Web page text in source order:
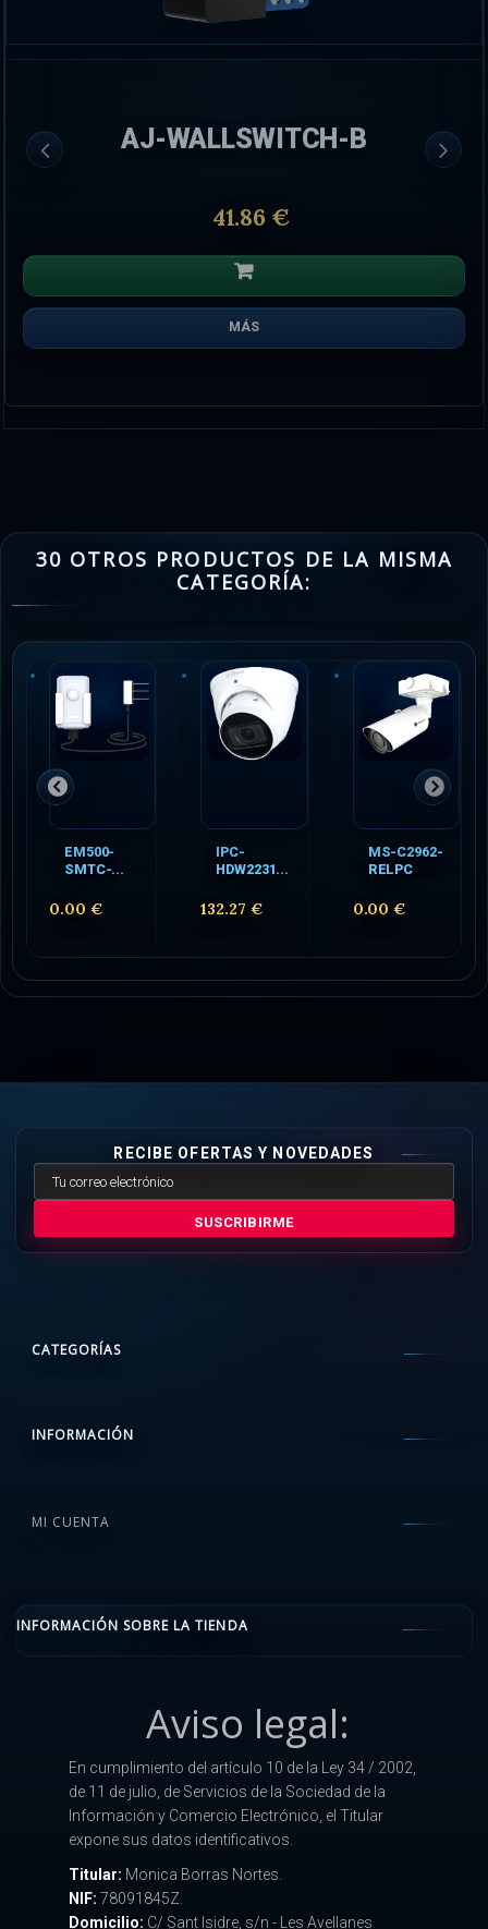
AJ-WALLSWITCH-B
41.86 €
MÁS
30 OTROS PRODUCTOS DE LA MISMA
CATEGORÍA:
EM500-
SMTC-...
0.00 €
IPC-
HDW2231...
132.27 €
MS-C2962-
RELPC
0.00 €
RECIBE OFERTAS Y NOVEDADES
SUSCRIBIRME
CATEGORÍAS
INFORMACIÓN
MI CUENTA
INFORMACIÓN SOBRE LA TIENDA
Aviso legal:
En cumplimiento del artículo 10 de la Ley 34 / 2002,
de 11 de julio, de Servicios de la Sociedad de la
Información y Comercio Electrónico, el Titular
expone sus datos identificativos.
Titular: Monica Borras Nortes.
NIF: 78091845Z.
Domicilio: C/ Sant Isidre, s/n - Les Avellanes